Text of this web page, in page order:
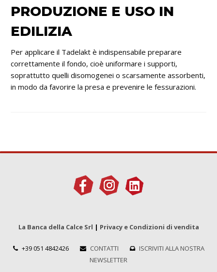
PRODUZIONE E USO IN
EDILIZIA
Per applicare il Tadelakt è indispensabile preparare
correttamente il fondo, cioè uniformare i supporti,
soprattutto quelli disomogenei o scarsamente assorbenti,
in modo da favorire la presa e prevenire le fessurazioni.
La Banca della Calce Srl | Privacy e Condizioni di vendita
+39 051 4842426 CONTATTI
ISCRIVITI ALLA NOSTRA
NEWSLETTER